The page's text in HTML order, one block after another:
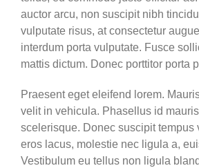
auctor arcu, non suscipit nibh
vulputate risus, at consectetur
interdum porta vulputate. Fusce
mattis dictum. Donec porttitor porta
Praesent eget eleifend lorem.
velit in vehicula. Phasellus id
scelerisque. Donec suscipit tempus
eros lacus, molestie nec ligula a,
Vestibulum eu tellus non ligula